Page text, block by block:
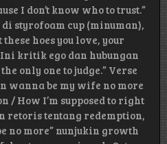
I don’t know who to trust.”
styrofoam cup (minuman),
hoes you love, your
Ini kritik ego dan hubungan
only one to judge.” Verse
wanna be my wife no more
/ How I’m supposed to right
retoris tentang redemption,
no more” nunjukin growth